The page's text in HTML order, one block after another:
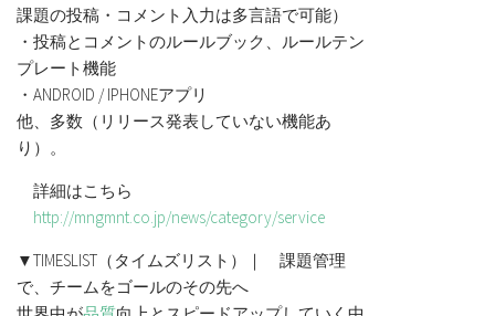
課題の投稿・コメント入力は多言語で可能）
・投稿とコメントのルールブック、ルールテン
プレート機能
・ANDROID / IPHONEアプリ
他、多数（リリース発表していない機能あ
り）。
詳細はこちら
http://mngmnt.co.jp/news/category/service
▼TIMESLIST（タイムズリスト）｜ 課題管理
で、チームをゴールのその先へ